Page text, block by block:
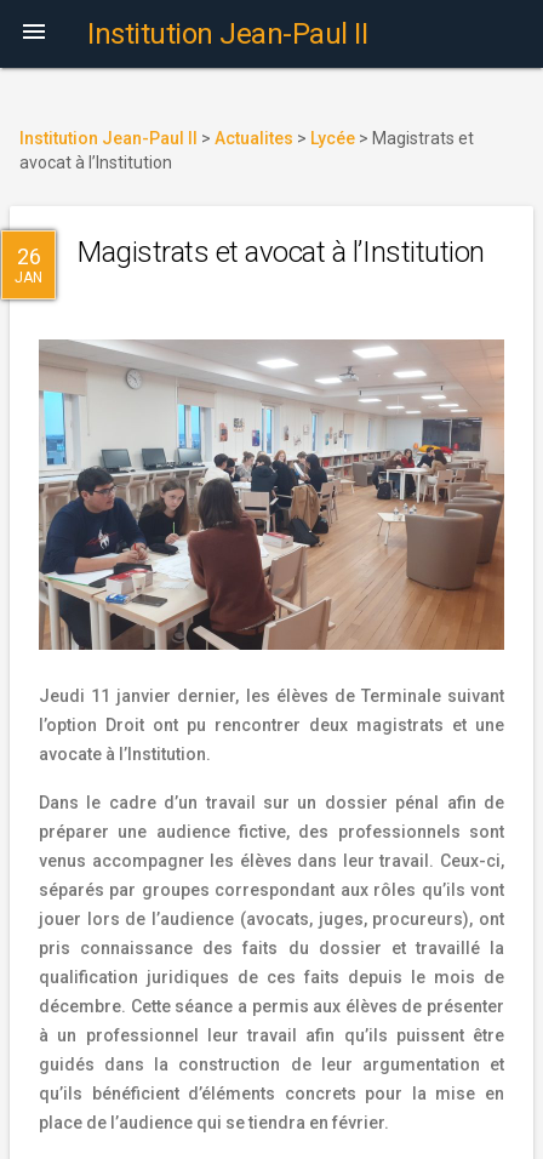
 Institution Jean-Paul II
Institution Jean-Paul II > Actualites > Lycée > Magistrats et
avocat à l’Institution
26
JAN
Magistrats et avocat à l’Institution
Jeudi 11 janvier dernier, les élèves de Terminale suivant
l’option Droit ont pu rencontrer deux magistrats et une
avocate à l’Institution.
Dans le cadre d’un travail sur un dossier pénal afin de
préparer une audience fictive, des professionnels sont
venus accompagner les élèves dans leur travail. Ceux-ci,
séparés par groupes correspondant aux rôles qu’ils vont
jouer lors de l’audience (avocats, juges, procureurs), ont
pris connaissance des faits du dossier et travaillé la
qualification juridiques de ces faits depuis le mois de
décembre. Cette séance a permis aux élèves de présenter
à un professionnel leur travail afin qu’ils puissent être
guidés dans la construction de leur argumentation et
qu’ils bénéficient d’éléments concrets pour la mise en
place de l’audience qui se tiendra en février.